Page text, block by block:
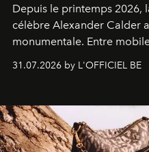
Depuis le printemps 2026,
célèbre Alexander Calder
monumentale. Entre
monumentales et poésie
américain investit les
sculpture.
31.07.2026 by L'OFFICIEL BE